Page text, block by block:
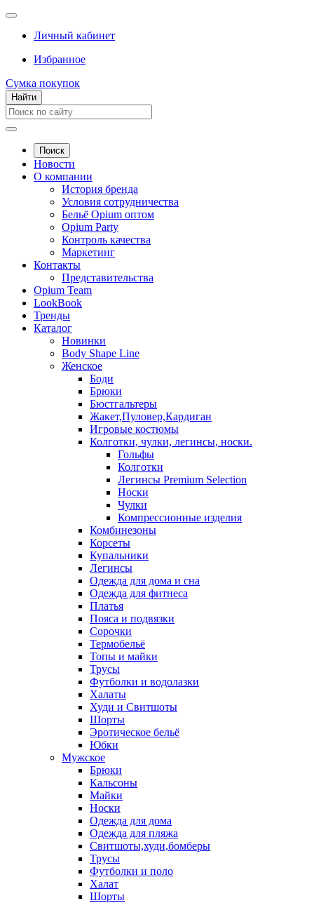
Личный кабинет
Избранное
Сумка покупок
Найти
Поиск
Новости
О компании
История бренда
Условия сотрудничества
Бельё Opium оптом
Opium Party
Контроль качества
Маркетинг
Контакты
Представительства
Opium Team
LookBook
Тренды
Каталог
Новинки
Body Shape Line
Женское
Боди
Брюки
Бюстгальтеры
Жакет,Пуловер,Кардиган
Игровые костюмы
Колготки, чулки, легинсы, носки.
Гольфы
Колготки
Легинсы Premium Selection
Носки
Чулки
Компрессионные изделия
Комбинезоны
Корсеты
Купальники
Легинсы
Одежда для дома и сна
Одежда для фитнеса
Платья
Пояса и подвязки
Сорочки
Термобельё
Топы и майки
Трусы
Футболки и водолазки
Халаты
Худи и Свитшоты
Шорты
Эротическое бельё
Юбки
Мужское
Брюки
Кальсоны
Майки
Носки
Одежда для дома
Одежда для пляжа
Свитшоты,худи,бомберы
Трусы
Футболки и поло
Халат
Шорты